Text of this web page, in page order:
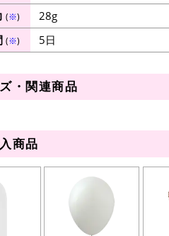
(※)
28g
(※) 5日
・関連商品
商品